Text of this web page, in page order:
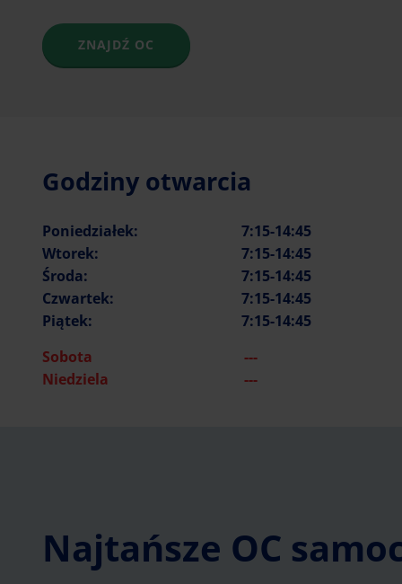
ZNAJDŹ OC
Godziny otwarcia
Poniedziałek:
7:15-14:45
Wtorek:
7:15-14:45
Środa:
7:15-14:45
Czwartek:
7:15-14:45
Piątek:
7:15-14:45
Sobota
---
Niedziela
---
Najtańsze OC